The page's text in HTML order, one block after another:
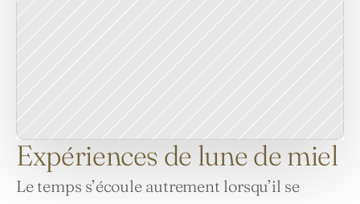
Expériences de lune de miel
Le temps s’écoule autrement lorsqu’il se